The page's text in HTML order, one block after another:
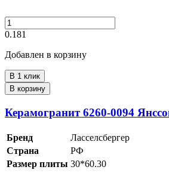
0.181
Добавлен в корзину
В 1 клик
В корзину
Керамогранит 6260-0094
Бренд
Ласселсбергер
Страна
РФ
Размер плиты 30*60.30